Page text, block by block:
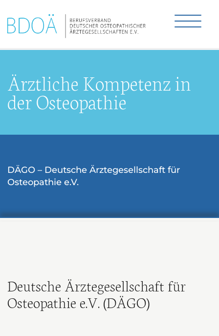
Ärztliche Kompetenz in
der Osteopathie
DÄGO – Deutsche Ärztegesellschaft für
Osteopathie e.V.
Deutsche Ärztegesellschaft für
Osteopathie e.V. (DÄGO)